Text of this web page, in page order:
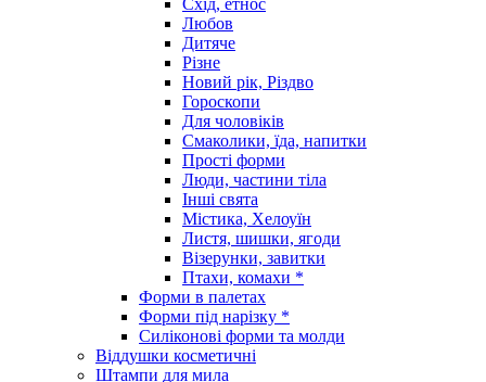
Любов
Дитяче
Різне
Новий рік, Різдво
Гороскопи
Для чоловіків
Смаколики, їда, напитки
Прості форми
Люди, частини тіла
Інші свята
Містика, Хелоуїн
Листя, шишки, ягоди
Візерунки, завитки
Птахи, комахи *
Форми в палетах
Форми під нарізку *
Силіконові форми та молди
Віддушки косметичні
Штампи для мила